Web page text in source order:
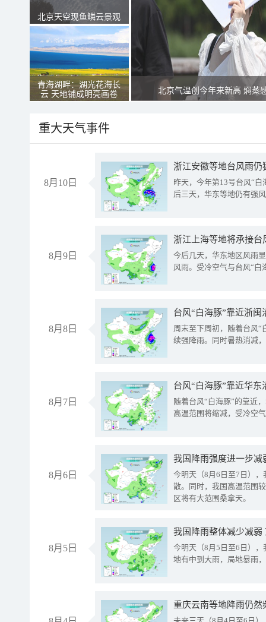
北京天空现鱼鳞云景观
青海湖畔：湖光花海长
云 天地铺成明亮画卷
北京气温创今年来新高 焖蒸
重大天气事件
8月10日
浙江安徽等地台风雨
昨天，今年第13号台风“
后三天，华东等地仍有强
8月9日
浙江上海等地将承接台
今后几天，华东地区风雨
风雨。受冷空气与台风“白
8月8日
台风“白海豚”靠近浙
周末至下周初，随着台风“
续强降雨。同时暑热消减
8月7日
台风“白海豚”靠近华
随着台风“白海豚”的靠近
高温范围将缩减，受冷空
8月6日
今明天（8月6日至7日）
散。同时，我国高温范围
区将有大范围桑拿天。
8月5日
我国降雨整体减少减弱
今明天（8月5日至6日）
地有中到大雨，局地暴雨
重庆云南等地降雨仍然